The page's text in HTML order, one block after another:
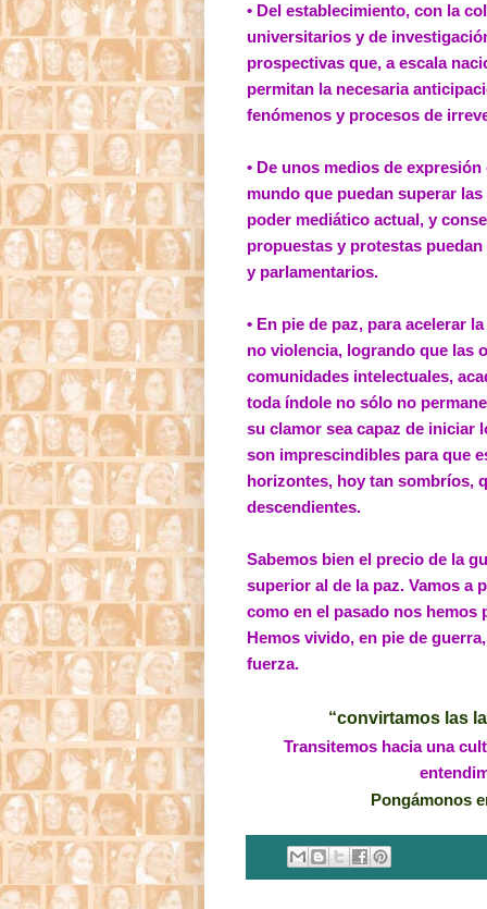
• Del establecimiento, con la
universitarios y de
prospectivas que, a escala
permitan la necesaria
fenómenos y procesos de
• De unos medios de
mundo que puedan superar
poder mediático actual, y
propuestas y protestas
y parlamentarios.
• En pie de paz, para acelerar
no violencia, logrando que las
comunidades intelectuales,
toda índole no sólo no
su clamor sea capaz de iniciar
son imprescindibles para que
horizontes, hoy tan sombríos,
descendientes.
Sabemos bien el precio de la
superior al de la paz. Vamos a
como en el pasado nos hemos
Hemos vivido, en pie de
fuerza.
“convirtamos las
Transitemos hacia una
Pongámonos